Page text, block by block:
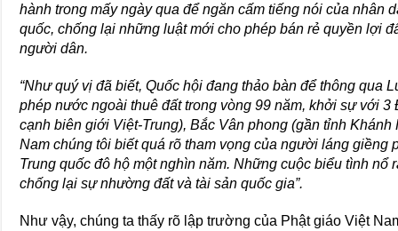
hành trong mấy ngày qua để ngăn cấm tiếng nói của nhân
quốc, chống lại những luật mới cho phép bán rẻ quyền lợi
người dân.
“Như quý vị đã biết, Quốc hội đang thảo bàn để thông qua
phép nước ngoài thuê đất trong vòng 99 năm, khởi sự với
cạnh biên giới Việt-Trung), Bắc Vân phong (gần tỉnh
Nam chúng tôi biết quá rõ tham vọng của người láng giềng
Trung quốc đô hộ một nghìn năm. Những cuộc biểu tình nổ
chống lại sự nhường đất và tài sản quốc gia”.
Như vậy, chúng ta thấy rõ lập trường của Phật giáo Việt